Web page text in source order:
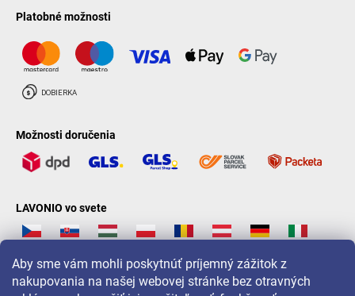
Aby sme vám mohli poskytnúť príjemný zážitok z
nakupovania na našej webovej stránke bez otravných
Platobné možnosti
Možnosti doručenia
LAVONIO vo svete